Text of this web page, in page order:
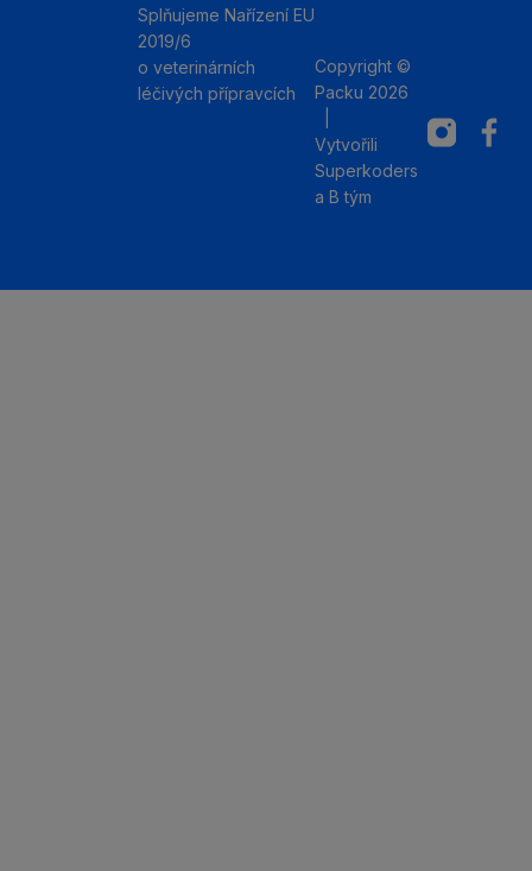
Splňujeme Nařízení EU
2019/6
o veterinárních
léčivých přípravcích
Copyright ©
Packu 2026
Vytvořili
Superkoders
a B tým
Instagram